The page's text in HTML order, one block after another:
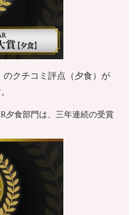
のクチコミ評点（夕食）が
夕食部門は、三年連続の受賞